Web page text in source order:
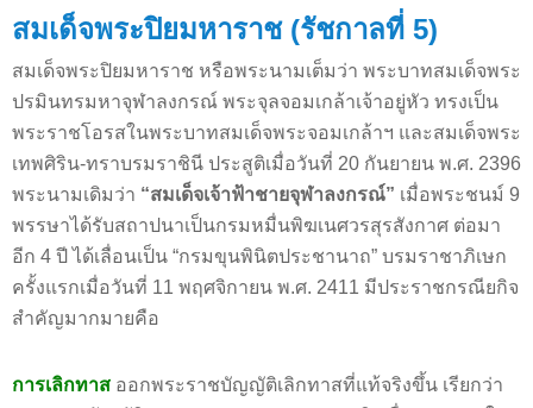
สมเด็จพระปิยมหาราช (รัชกาลที่ 5)
สมเด็จพระปิยมหาราช หรือพระนามเต็มว่า พระบาทสมเด็จพระ
ปรมินทรมหาจุฬาลงกรณ์ พระจุลจอมเกล้าเจ้าอยู่หัว ทรงเป็น
พระราชโอรสในพระบาทสมเด็จพระจอมเกล้าฯ และสมเด็จพระ
เทพศิริน-ทราบรมราชินี ประสูติเมื่อวันที่ 20 กันยายน พ.ศ. 2396
พระนามเดิมว่า “สมเด็จเจ้าฟ้าชายจุฬาลงกรณ์” เมื่อพระชนม์ 9
พรรษาได้รับสถาปนาเป็นกรมหมื่นพิฆเนศวรสุรสังกาศ ต่อมา
อีก 4 ปี ได้เลื่อนเป็น “กรมขุนพินิตประชานาถ” บรมราชาภิเษก
ครั้งแรกเมื่อวันที่ 11 พฤศจิกายน พ.ศ. 2411 มีประราชกรณียกิจ
สำคัญมากมายคือ
การเลิกทาส ออกพระราชบัญญัติเลิกทาสที่แท้จริงขึ้น เรียกว่า